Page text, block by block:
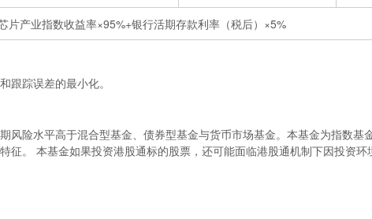
片产业指数收益率×95%+银行活期存款利率（税后）×5%
跟踪误差的最小化。
风险水平高于混合型基金、债券型基金与货币市场基金。本基金为指数基
征。 本基金如果投资港股通标的股票，还可能面临港股通机制下因投资